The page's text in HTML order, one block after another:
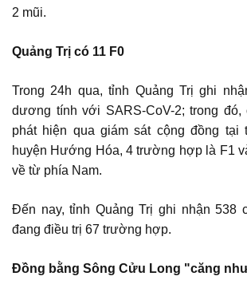
2 mũi.
Quảng Trị có 11 F0
Trong 24h qua, tỉnh Quảng Trị ghi
dương tính với SARS-CoV-2; trong
phát hiện qua giám sát cộng đồng tại
huyện Hướng Hóa, 4 trường hợp là F1
về từ phía Nam.
Đến nay, tỉnh Quảng Trị ghi nhận 538
đang điều trị 67 trường hợp.
Đồng bằng Sông Cửu Long "căng